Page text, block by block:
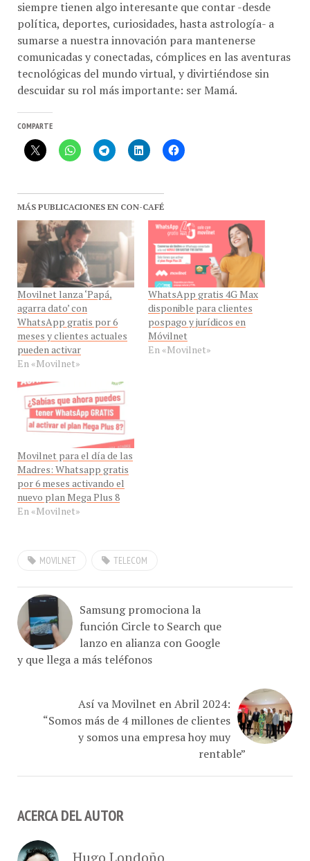
siempre tienen algo interesante que contar -desde
política, deportes, curiosidades, hasta astrología- a
sumarse a nuestra innovación para mantenerse
comunicadas y conectadas, cómplices en las aventuras
tecnológicas del mundo virtual, y divirtiéndose sin
descuidar su rol más importante: ser Mamá.
COMPARTE
MÁS PUBLICACIONES EN CON-CAFÉ
Movilnet lanza ‘Papá,
agarra dato’ con
WhatsApp gratis por 6
meses y clientes actuales
pueden activar
En «Movilnet»
WhatsApp gratis 4G Max
disponible para clientes
pospago y jurídicos en
Móvilnet
En «Movilnet»
Movilnet para el día de las
Madres: Whatsapp gratis
por 6 meses activando el
nuevo plan Mega Plus 8
En «Movilnet»
MOVILNET TELECOM
Samsung promociona la
función Circle to Search que
lanzo en alianza con Google
y que llega a más teléfonos
Así va Movilnet en Abril 2024:
“Somos más de 4 millones de clientes
y somos una empresa hoy muy
rentable”
ACERCA DEL AUTOR
Hugo Londoño